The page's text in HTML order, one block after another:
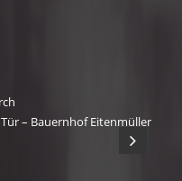
– Bauernhof Eitenmüller